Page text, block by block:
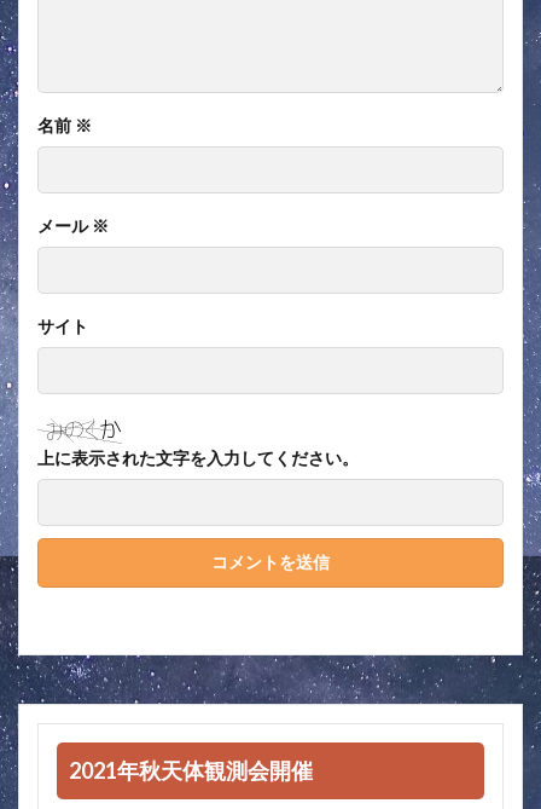
名前 ※
メール ※
サイト
上に表示された文字を入力してください。
2021年秋天体観測会開催